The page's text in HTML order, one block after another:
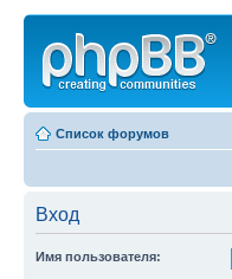
Список форумов
Вход
Имя пользователя: